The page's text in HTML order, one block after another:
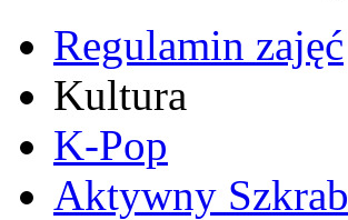
Regulamin zajęć
Kultura
K-Pop
Aktywny Szkrab